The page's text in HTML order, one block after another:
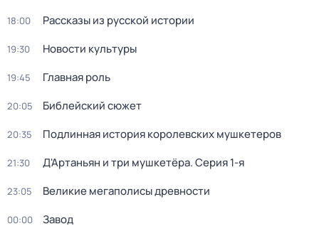
18:00 Рассказы из русской истории
19:30 Новости культуры
19:45 Главная роль
20:05 Библейский сюжет
20:35 Подлинная история королевских мушкетеров
21:30 Д'Артаньян и три мушкетёра. Серия 1-я
23:05 Великие мегаполисы древности
00:00 Завод